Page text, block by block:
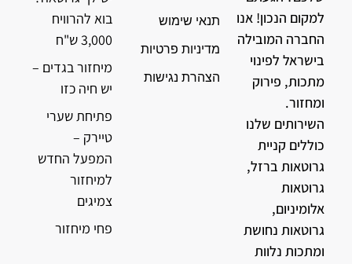
למקום הנכון! אנו
החברה המובילה
בישראל לפינוי
מתכות, פירוק
ומחזור.
השירותים שלנו
כוללים קניית
גרוטאות ברזל,
גרוטאות
אלומיניום,
גרוטאות נחושת
ומתכות נלוות
תנאי שימוש
מדיניות פרטיות
הצהרת נגישות
בוא להרוויח
3,000 ש"ח
מיחזור בגדים –
יש חיה כזו
פתיחת שערי
טיירק –
המפעל החדש
למיחזור
צמיגים
פחי מיחזור